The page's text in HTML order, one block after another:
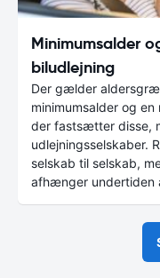
Minimumsalder
biludlejning
Der gælder
minimumsalder og
der fastsætter disse,
udlejningsselskaber.
selskab til selskab,
afhænger undertiden